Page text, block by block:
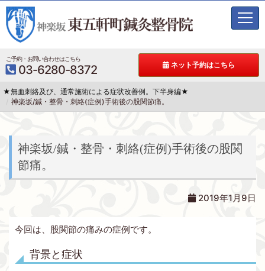
t
i
o
ご予約・お問い合わせはこちら
03-6280-8372 ネット予約はこちら
★無血刺絡及び、通常施術による症状改善例。下半身編★
神楽坂/鍼・整骨・刺絡(症例)手術後の股関節痛。
神楽坂/鍼・整骨・刺絡(症例)手術後の股関
節痛。
2019年1月9日
今回は、股関節の痛みの症例です。
背景と症状